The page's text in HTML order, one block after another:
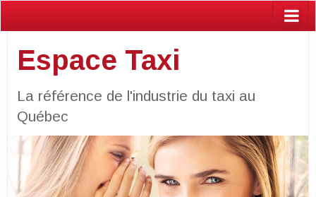
Espace Taxi
La référence de l'industrie du taxi au
Québec